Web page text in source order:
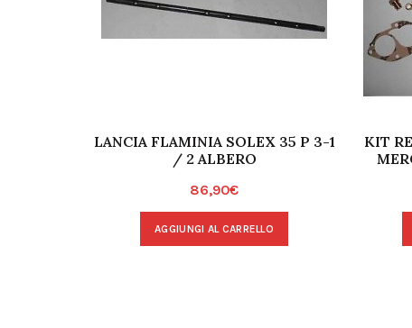
LANCIA FLAMINIA SOLEX 35 P 3-1
/ 2 ALBERO
86,90€
AGGIUNGI AL CARRELLO
KIT